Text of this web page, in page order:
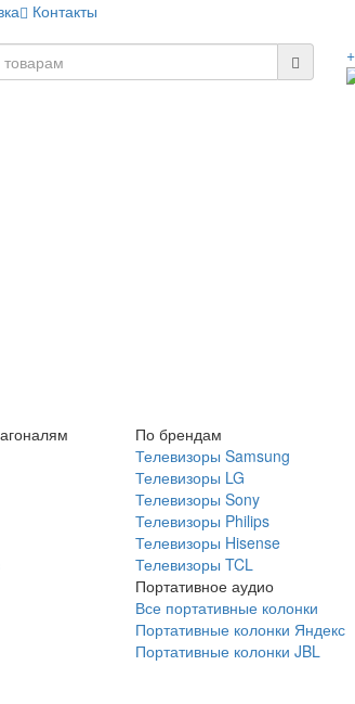
Контакты
По брендам
Телевизоры Samsung
Телевизоры LG
Телевизоры Sony
Телевизоры Philips
Телевизоры Hisense
Телевизоры TCL
Портативное аудио
Все портативные колонки
Портативные колонки Яндекс
Портативные колонки JBL